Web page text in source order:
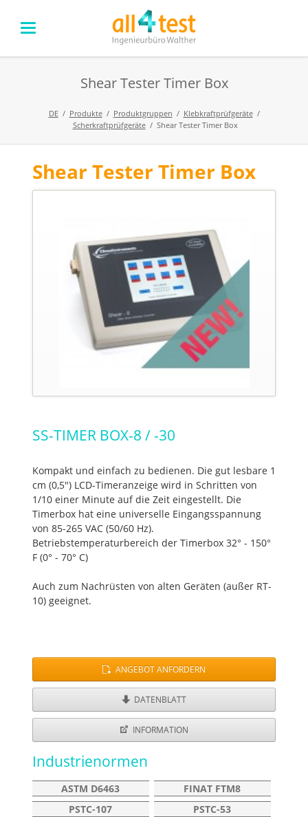
Shear Tester Timer Box
DE Produkte Produktgruppen
Klebkraftprüfgeräte
Scherkraftprüfgeräte
Shear Tester Timer Box
Navigation
überspringen
Shear Tester Timer Box
SS-TIMER BOX-8 / -30
Kompakt und einfach zu bedienen. Die gut lesbare 1
cm (0,5") LCD-Timeranzeige wird in Schritten von
1/10 einer Minute auf die Zeit eingestellt. Die
Timerbox hat eine universelle Eingangsspannung
von 85-265 VAC (50/60 Hz).
Betriebstemperaturbereich der Timerbox 32° - 150°
F (0° - 70° C)
Auch zum Nachrüsten von alten Geräten (außer RT-
10) geeignet.
ANGEBOT ANFORDERN
DATENBLATT
INFORMATION
Industrienormen
ASTM D6463
FINAT FTM8
PSTC-107
PSTC-53